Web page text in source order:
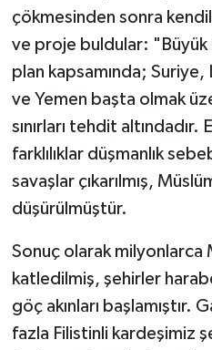
çökmesinden sonra
ve proje buldular:
plan kapsamında;
ve Yemen başta olmak
sınırları tehdit
farklılıklar düşmanlık
savaşlar çıkarılmış,
düşürülmüştür.
Sonuç olarak milyonlarca
katledilmiş, şehirler
göç akınları
fazla Filistinli kardeşimiz